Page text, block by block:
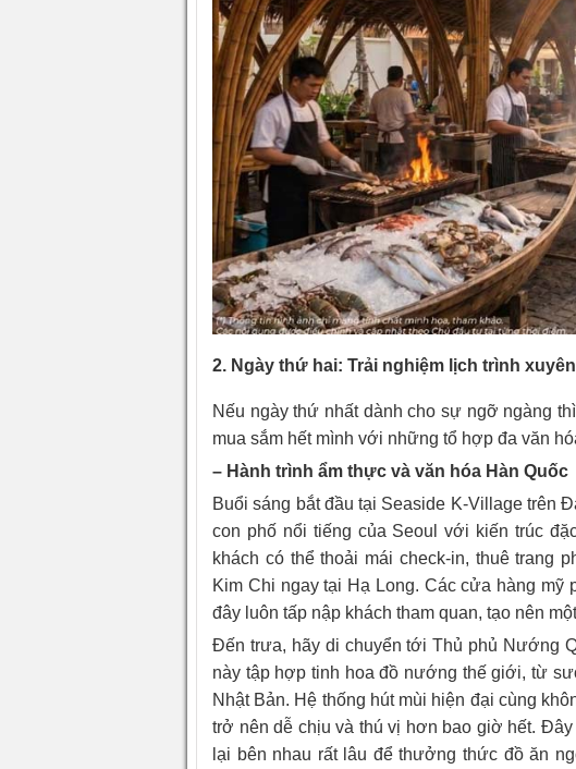
2. Ngày thứ hai: Trải nghiệm lịch trình
Nếu ngày thứ nhất dành cho sự ngỡ ngàng
mua sắm hết mình với những tổ hợp đa văn
– Hành trình ẩm thực và văn hóa Hàn Quốc
Buổi sáng bắt đầu tại Seaside K-Village trên
con phố nổi tiếng của Seoul với kiến trúc
khách có thể thoải mái check-in, thuê trang
Kim Chi ngay tại Hạ Long. Các cửa hàng
đây luôn tấp nập khách tham quan, tạo nên
Đến trưa, hãy di chuyển tới Thủ phủ Nướng
này tập hợp tinh hoa đồ nướng thế giới, từ
Nhật Bản. Hệ thống hút mùi hiện đại cùng
trở nên dễ chịu và thú vị hơn bao giờ hết.
lại bên nhau rất lâu để thưởng thức đồ ăn